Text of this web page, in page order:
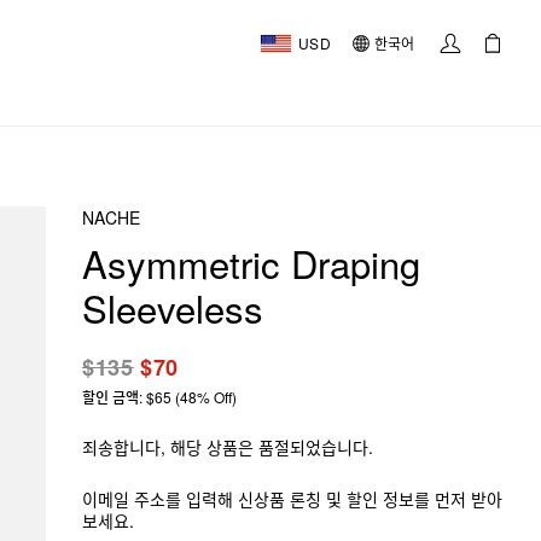
USD 한국어
NACHE
Asymmetric Draping
Sleeveless
$135$70
할인 금액: $65 (48% Off)
죄송합니다, 해당 상품은 품절되었습니다.
이메일 주소를 입력해 신상품 론칭 및 할인 정보를 먼저 받아
보세요.